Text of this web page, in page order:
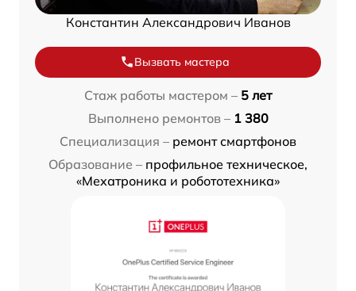
Константин Александрович Иванов
Вызвать мастера
Стаж работы мастером – 5 лет
Выполнено ремонтов – 1 380
Специализация – ремонт смартфонов
Образование – профильное техническое,
«Мехатроника и робототехника»